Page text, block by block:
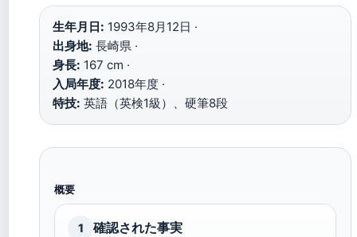
生年月日: 1993年8月12日 ·
出身地: 長崎県 ·
身長: 167 cm ·
入局年度: 2018年度 ·
特技: 英語（英検1級）、硬筆8段
概要
1 確認された事実